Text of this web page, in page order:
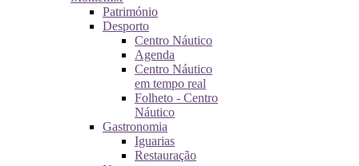
Património
Desporto
Centro Náutico
Agenda
Centro Náutico
em tempo real
Folheto - Centro
Náutico
Gastronomia
Iguarias
Restauração